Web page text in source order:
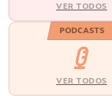
VER TODOS
PODCASTS
VER TODOS